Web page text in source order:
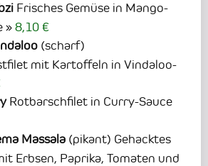
Frisches Gemüse in Mango-
8,10 €
(scharf)
mit Kartoffeln in Vindaloo-
Rotbarschfilet in Curry-Sauce
Massala (pikant) Gehacktes
Erbsen, Paprika, Tomaten und